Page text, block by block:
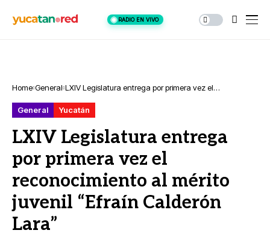
RADIO EN VIVO
Home General LXIV Legislatura entrega por primera vez el
General
Yucatán
LXIV Legislatura entrega
por primera vez el
reconocimiento al mérito
juvenil “Efraín Calderón
Lara”